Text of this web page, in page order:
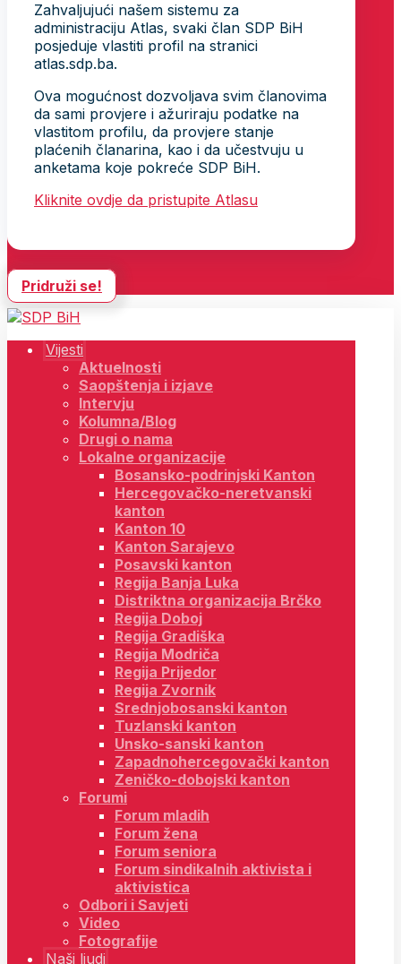
Zahvaljujući našem sistemu za
administraciju Atlas, svaki član SDP BiH
posjeduje vlastiti profil na stranici
atlas.sdp.ba.
Ova mogućnost dozvoljava svim članovima
da sami provjere i ažuriraju podatke na
vlastitom profilu, da provjere stanje
plaćenih članarina, kao i da učestvuju u
anketama koje pokreće SDP BiH.
Kliknite ovdje da pristupite Atlasu
Pridruži se!
Vijesti
Aktuelnosti
Saopštenja i izjave
Intervju
Kolumna/Blog
Drugi o nama
Lokalne organizacije
Bosansko-podrinjski Kanton
Hercegovačko-neretvanski
kanton
Kanton 10
Kanton Sarajevo
Posavski kanton
Regija Banja Luka
Distriktna organizacija Brčko
Regija Doboj
Regija Gradiška
Regija Modriča
Regija Prijedor
Regija Zvornik
Srednjobosanski kanton
Tuzlanski kanton
Unsko-sanski kanton
Zapadnohercegovački kanton
Zeničko-dobojski kanton
Forumi
Forum mladih
Forum žena
Forum seniora
Forum sindikalnih aktivista i
aktivistica
Odbori i Savjeti
Video
Fotografije
Naši ljudi